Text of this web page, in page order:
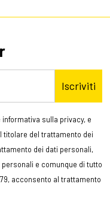
Iscriviti
sulla privacy, e
titolare del trattamento dei
dei dati personali,
e comunque di tutto
79, acconsento al trattamento